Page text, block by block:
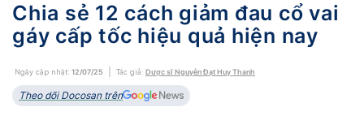
Chia sẻ 12 cách giảm đau cổ vai
gáy cấp tốc hiệu quả hiện nay
Ngày cập nhật: 12/07/25 Tác giả: Dược sĩ Nguyễn Đạt Huy Thanh
Theo dõi Docosan trên